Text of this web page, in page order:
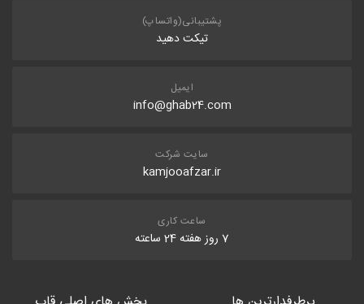
پشتیبانی(واتساپ)
تیکت دهید
ایمیل
info@ghab24.com
سایت شرکت
kamjooafzar.ir
ساعت کاری
7 روز هفته 24 ساعته